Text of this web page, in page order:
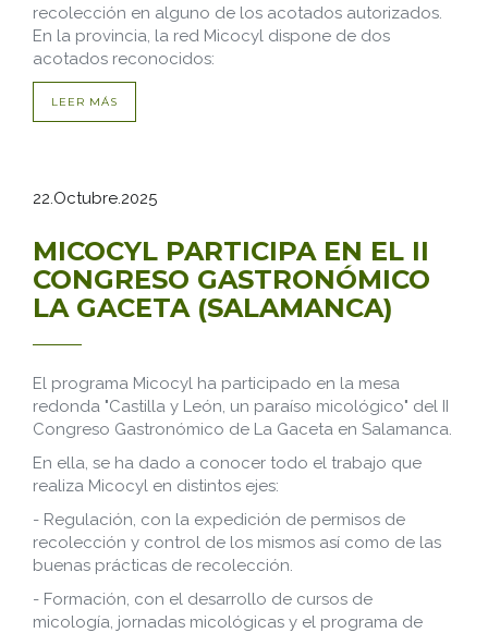
recolección en alguno de los acotados autorizados.
En la provincia, la red Micocyl dispone de dos
acotados reconocidos:
LEER MÁS
22.Octubre.2025
MICOCYL PARTICIPA EN EL II
CONGRESO GASTRONÓMICO
LA GACETA (SALAMANCA)
El programa Micocyl ha participado en la mesa
redonda "Castilla y León, un paraíso micológico" del II
Congreso Gastronómico de La Gaceta en Salamanca.
En ella, se ha dado a conocer todo el trabajo que
realiza Micocyl en distintos ejes:
- Regulación, con la expedición de permisos de
recolección y control de los mismos así como de las
buenas prácticas de recolección.
- Formación, con el desarrollo de cursos de
micología, jornadas micológicas y el programa de